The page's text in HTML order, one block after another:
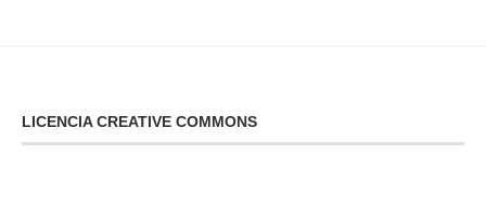
LICENCIA CREATIVE COMMONS